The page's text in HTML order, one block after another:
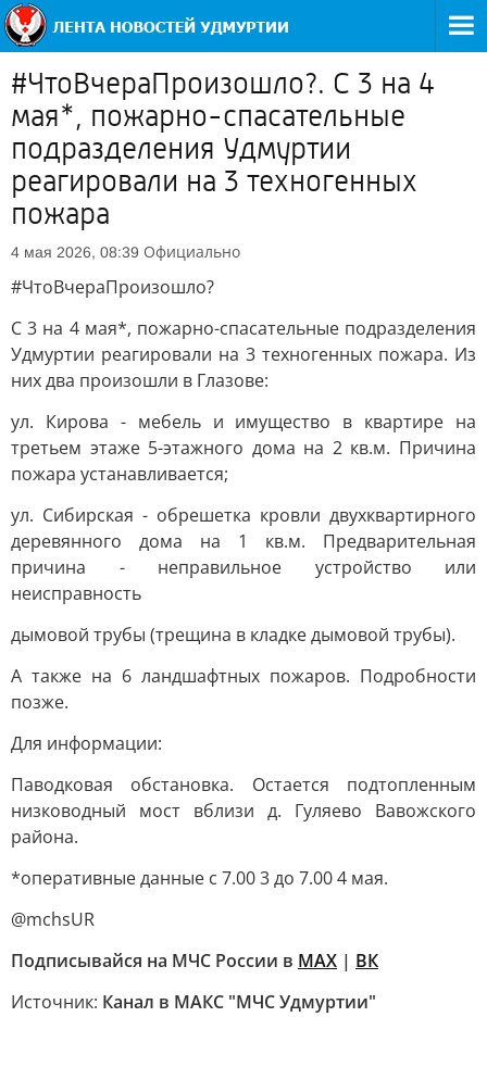
#ЧтоВчераПроизошло?. С 3 на 4
мая*, пожарно-спасательные
подразделения Удмуртии
реагировали на 3 техногенных
пожара
4 мая 2026, 08:39 Официально
#ЧтоВчераПроизошло?
С 3 на 4 мая*, пожарно-спасательные подразделения
Удмуртии реагировали на 3 техногенных пожара. Из
них два произошли в Глазове:
ул. Кирова - мебель и имущество в квартире на
третьем этаже 5-этажного дома на 2 кв.м. Причина
пожара устанавливается;
ул. Сибирская - обрешетка кровли двухквартирного
деревянного дома на 1 кв.м. Предварительная
причина - неправильное устройство или
неисправность
дымовой трубы (трещина в кладке дымовой трубы).
А также на 6 ландшафтных пожаров. Подробности
позже.
Для информации:
Паводковая обстановка. Остается подтопленным
низководный мост вблизи д. Гуляево Вавожского
района.
*оперативные данные с 7.00 3 до 7.00 4 мая.
@mchsUR
Подписывайся на МЧС России в MAX | ВК
Источник: Канал в МАКС "МЧС Удмуртии"